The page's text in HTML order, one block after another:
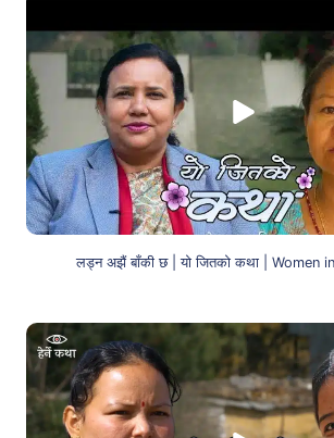
लड्न अझैं बाँकी छ | यो जितको कथा | Women